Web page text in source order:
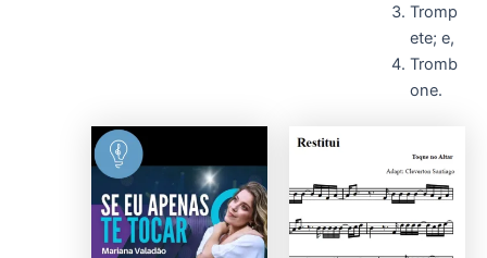
Tromp
ete; e,
Tromb
one.
produto
tem
várias
variantes.
produto
tem
variantes.